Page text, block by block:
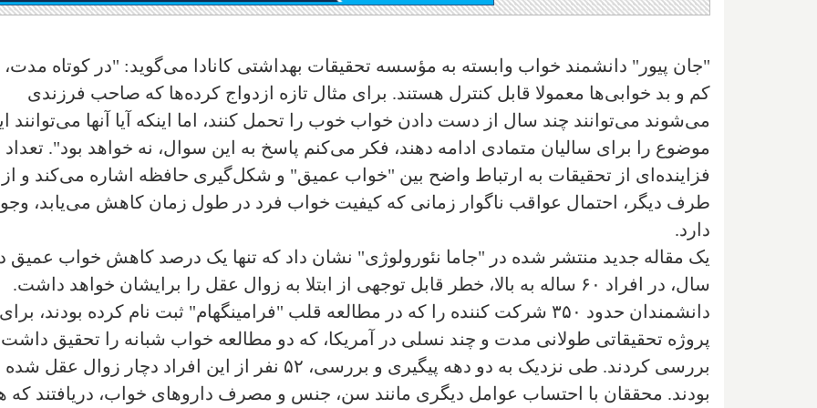
"جان پیور" دانشمند خواب وابسته به مؤسسه تحقیقات بهداشتی کانادا می‌گوید: "در کوتاه مدت،
کم و بد خوابی‌ها معمولا قابل کنترل هستند. برای مثال تازه ازدواج کرده‌ها که صاحب فرزندی
می‌شوند می‌توانند چند سال از دست دادن خواب خوب را تحمل کنند، اما اینکه آیا آنها می‌توانند
موضوع را برای سالیان متمادی ادامه دهند، فکر می‌کنم پاسخ به این سوال، نه خواهد بود". تعداد
فزاینده‌ای از تحقیقات به ارتباط واضح بین "خواب عمیق" و شکل‌گیری حافظه اشاره می‌کند و از
طرف دیگر، احتمال عواقب ناگوار زمانی که کیفیت خواب فرد در طول زمان کاهش می‌یابد،
دارد.
یک مقاله جدید منتشر شده در "جاما نئورولوژی" نشان داد که تنها یک درصد کاهش خواب عمیق
سال، در افراد ۶۰ ساله به بالا، خطر قابل توجهی از ابتلا به زوال عقل را برایشان خواهد داشت.
دانشمندان حدود ۳۵۰ شرکت کننده را که در مطالعه قلب "فرامینگهام" ثبت نام کرده بودند،
پروژه تحقیقاتی طولانی مدت و چند نسلی در آمریکا، که دو مطالعه خواب شبانه را تحقیق
بررسی کردند. طی نزدیک به دو دهه پیگیری و بررسی، ۵۲ نفر از این افراد دچار زوال عقل شده
بودند. محققان با احتساب عوامل دیگری مانند سن، جنس و مصرف داروهای خواب، دریافتند که